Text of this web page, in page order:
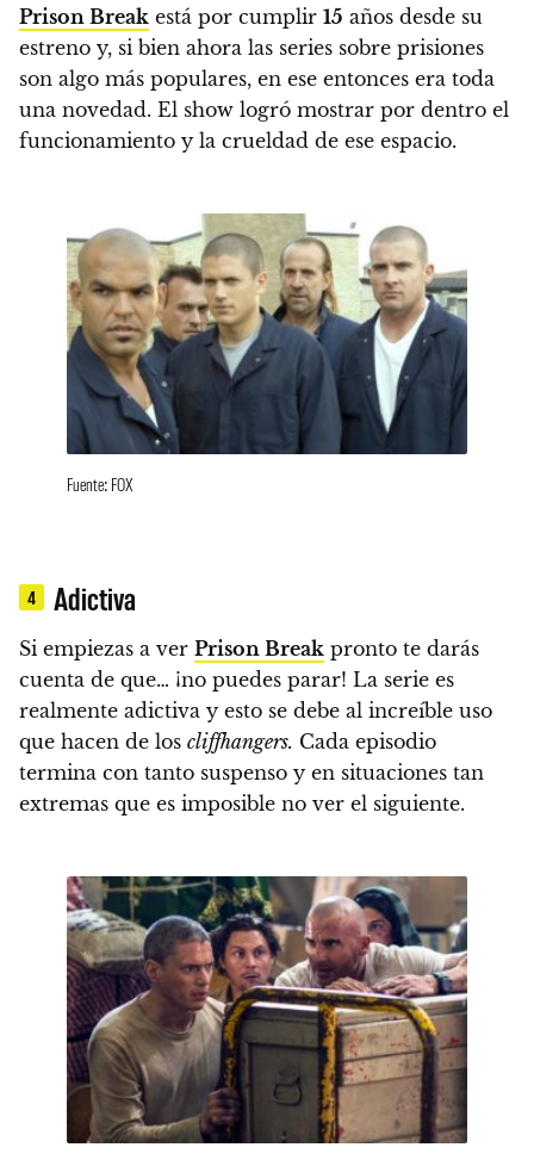
Prison Break está por cumplir 15 años desde su
estreno y, si bien ahora las series sobre prisiones
son algo más populares, en ese entonces era toda
una novedad. El show logró mostrar por dentro el
funcionamiento y la crueldad de ese espacio.
Fuente: FOX
4 Adictiva
Si empiezas a ver Prison Break pronto te darás
cuenta de que… ¡no puedes parar! La serie es
realmente adictiva y esto se debe al increíble uso
que hacen de los cliffhangers. Cada episodio
termina con tanto suspenso y en situaciones tan
extremas que es imposible no ver el siguiente.